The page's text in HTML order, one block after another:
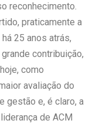
reconhecimento.
praticamente a
25 anos atrás,
contribuição,
como
avaliação do
gestão e, é claro, a
de ACM